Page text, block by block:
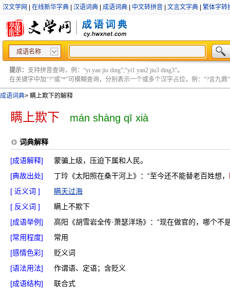
汉文学网 在线新华字典 汉语词典 成语词典 中文转拼音 文言文字典 繁体字转
成语名称
提示： 支持拼音查询，例：“yi yan jiu ding”;“yi1 yan2 jiu3 ding3”。
在关键字中加“?”或“*”可模糊查询，分别表示一个或多个汉字占位，例：“?言九鼎”
成语词典> 瞒上欺下的解释
瞒上欺下 mán shàng qī xià
词典解释
[成语解释]
蒙骗上级，压迫下属和人民。
[典故出处]
丁玲《太阳照在桑干河上》：“至今还不能替老百姓想，
[ 近义词 ]
瞒天过海
[ 反义词 ]
瞒上不欺下
[成语举例]
高阳《胡雪岩全传·萧瑟洋场》：“现在做官的，哪个不
[常用程度]
常用
[感情色彩]
贬义词
[语法用法]
作谓语、定语；含贬义
[成语结构]
联合式